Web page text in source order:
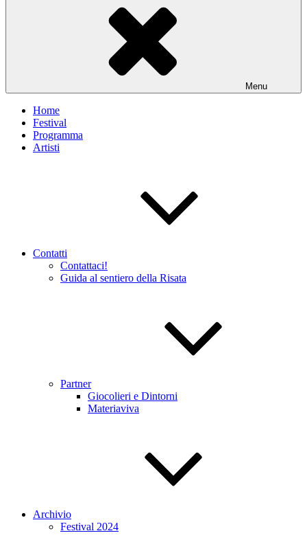
Menu
Home
Festival
Programma
Artisti
Contatti
Contattaci!
Guida al sentiero della Risata
Partner
Giocolieri e Dintorni
Materiaviva
Archivio
Festival 2024